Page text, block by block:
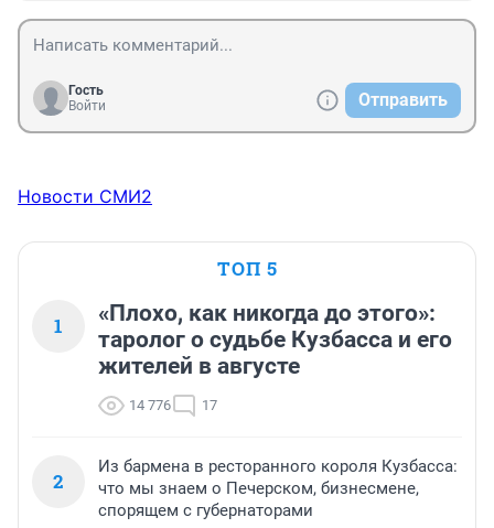
Гость
Войти
Отправить
Новости СМИ2
ТОП 5
1
«Плохо, как никогда до этого»:
таролог о судьбе Кузбасса и его
жителей в августе
14 776 17
2
Из бармена в ресторанного короля Кузбасса:
что мы знаем о Печерском, бизнесмене,
спорящем с губернаторами